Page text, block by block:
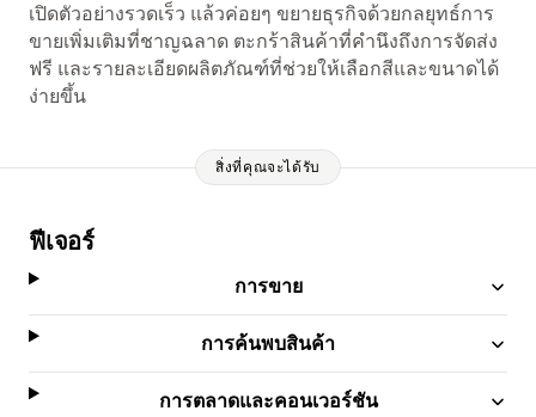
เปิดตัวอย่างรวดเร็ว แล้วค่อยๆ ขยายธุรกิจด้วยกลยุทธ์การ
ขายเพิ่มเติมที่ชาญฉลาด ตะกร้าสินค้าที่คำนึงถึงการจัดส่ง
ฟรี และรายละเอียดผลิตภัณฑ์ที่ช่วยให้เลือกสีและขนาดได้
ง่ายขึ้น
สิ่งที่คุณจะได้รับ
ฟีเจอร์
การขาย
การค้นพบสินค้า
การตลาดและคอนเวอร์ชัน